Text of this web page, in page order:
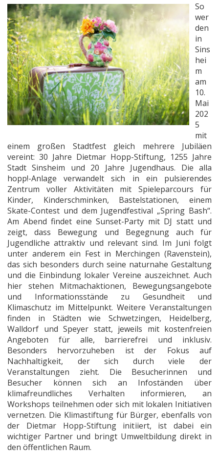
So
wer
den
in
Sins
hei
m
am
10.
Mai
202
5
mit
einem großen Stadtfest gleich mehrere Jubiläen
vereint: 30 Jahre Dietmar Hopp-Stiftung, 1255 Jahre
Stadt Sinsheim und 20 Jahre Jugendhaus. Die alla
hopp!-Anlage verwandelt sich in ein pulsierendes
Zentrum voller Aktivitäten mit Spieleparcours für
Kinder, Kinderschminken, Bastelstationen, einem
Skate-Contest und dem Jugendfestival „Spring Bash“.
Am Abend findet eine Sunset-Party mit DJ statt und
zeigt, dass Bewegung und Begegnung auch für
Jugendliche attraktiv und relevant sind. Im Juni folgt
unter anderem ein Fest in Merchingen (Ravenstein),
das sich besonders durch seine naturnahe Gestaltung
und die Einbindung lokaler Vereine auszeichnet. Auch
hier stehen Mitmachaktionen, Bewegungsangebote
und Informationsstände zu Gesundheit und
Klimaschutz im Mittelpunkt. Weitere Veranstaltungen
finden in Städten wie Schwetzingen, Heidelberg,
Walldorf und Speyer statt, jeweils mit kostenfreien
Angeboten für alle, barrierefrei und inklusiv.
Besonders hervorzuheben ist der Fokus auf
Nachhaltigkeit, der sich durch viele der
Veranstaltungen zieht. Die Besucherinnen und
Besucher können sich an Infoständen über
klimafreundliches Verhalten informieren, an
Workshops teilnehmen oder sich mit lokalen Initiativen
vernetzen. Die Klimastiftung für Bürger, ebenfalls von
der Dietmar Hopp-Stiftung initiiert, ist dabei ein
wichtiger Partner und bringt Umweltbildung direkt in
den öffentlichen Raum.